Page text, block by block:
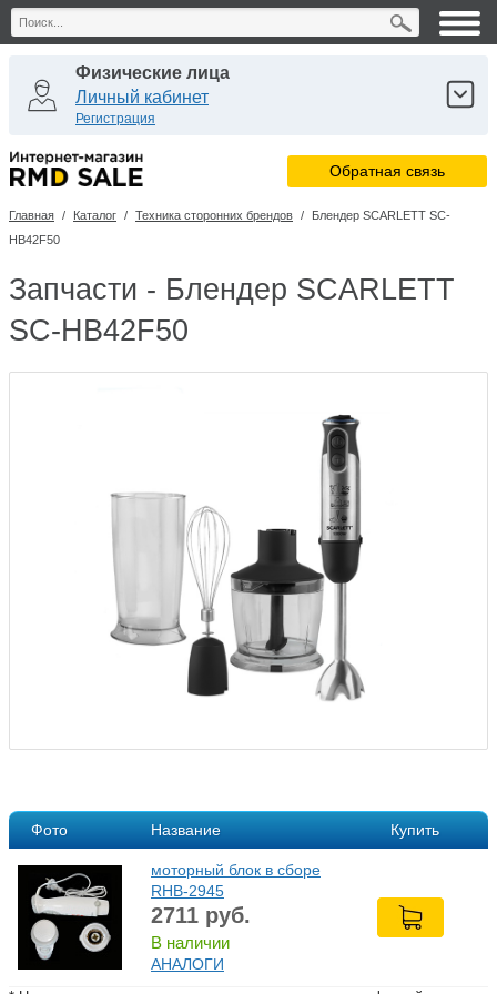
Физические лица
Личный кабинет
Регистрация
Юридические лица
Личный кабинет
Обратная связь
Главная / Каталог / Техника сторонних брендов /
Блендер SCARLETT SC-
HB42F50
Запчасти - Блендер SCARLETT
SC-HB42F50
Фото Название Купить
моторный блок в сборе
RHB-2945
2711 руб.
В наличии
АНАЛОГИ